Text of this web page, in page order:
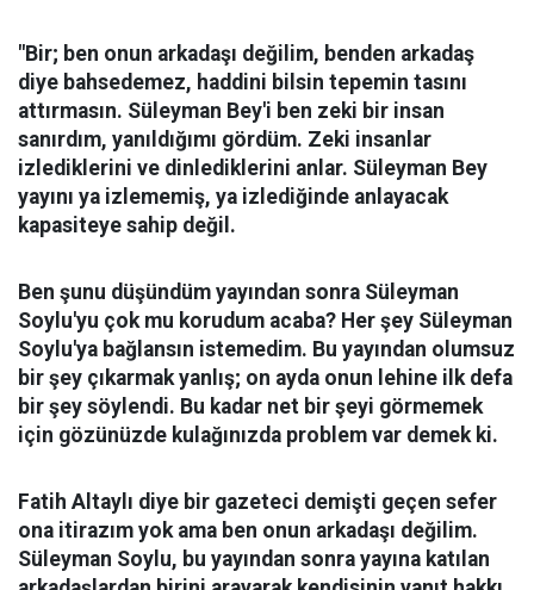
"Bir; ben onun arkadaşı değilim, benden arkadaş
diye bahsedemez, haddini bilsin tepemin tasını
attırmasın. Süleyman Bey'i ben zeki bir insan
sanırdım, yanıldığımı gördüm. Zeki insanlar
izlediklerini ve dinlediklerini anlar. Süleyman Bey
yayını ya izlememiş, ya izlediğinde anlayacak
kapasiteye sahip değil.
Ben şunu düşündüm yayından sonra Süleyman
Soylu'yu çok mu korudum acaba? Her şey Süleyman
Soylu'ya bağlansın istemedim. Bu yayından olumsuz
bir şey çıkarmak yanlış; on ayda onun lehine ilk defa
bir şey söylendi. Bu kadar net bir şeyi görmemek
için gözünüzde kulağınızda problem var demek ki.
Fatih Altaylı diye bir gazeteci demişti geçen sefer
ona itirazım yok ama ben onun arkadaşı değilim.
Süleyman Soylu, bu yayından sonra yayına katılan